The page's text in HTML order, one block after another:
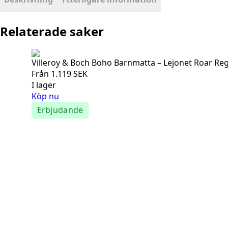
Relaterade saker
Villeroy & Boch Boho Barnmatta – Lejonet Roar
Från 1.119SEK
I lager
Köp nu
Erbjudande